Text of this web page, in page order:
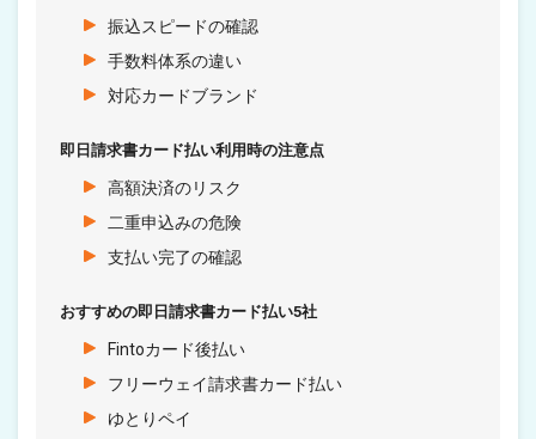
振込スピードの確認
手数料体系の違い
対応カードブランド
即日請求書カード払い利用時の注意点
高額決済のリスク
二重申込みの危険
支払い完了の確認
おすすめの即日請求書カード払い5社
Fintoカード後払い
フリーウェイ請求書カード払い
ゆとりペイ